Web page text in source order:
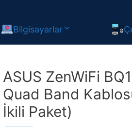
Bilgisayarlar
ASUS ZenWiFi
Quad Band
İkili Paket)